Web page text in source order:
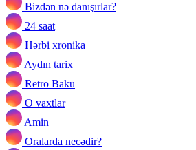
Bizdən nə danışırlar?
24 saat
Hərbi xronika
Aydın tarix
Retro Baku
O vaxtlar
Amin
Oralarda necədir?